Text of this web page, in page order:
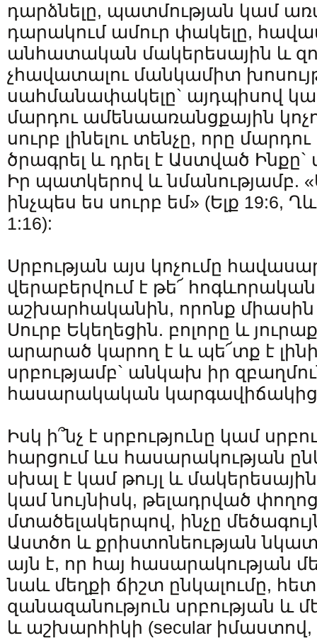
դարձնելը, պատմության կամ
դարակում ամուր փակելը,
անհատական մակերեսային և
չհավատալու մանկամիտ
սահմանափակելը` այդպիսով
մարդու ամենաառանցքային
սուրբ լինելու տենչը, որը
ծրագրել և դրել է Աստված Ինքը`
Իր պատկերով և նմանությամբ.
ինչպես ես սուրբ եմ» (Ելք 19:6,
1:16):
Սրբության այս կոչումը
վերաբերվում է թե՜
աշխարհականին, որոնք միասին
Սուրբ Եկեղեցին. բոլորը և
արարած կարող է և պե՜տք է
սրբությամբ` անկախ իր
հասարակական
Իսկ ի՞նչ է սրբությունը կամ
հարցում ևս հասարակության
սխալ է կամ թույլ և
կամ նույնիսկ, թելադրված
մտածելակերպով, ինչը
Աստծո և քրիստոնեության
այն է, որ հայ հասարակության
նաև մեղքի ճիշտ ընկալումը,
զանազանություն սրբության և
և աշխարհիկի (secular իմաստով,